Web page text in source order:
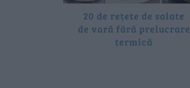
20 de rețete de salate
de vară fără prelucrare
termică